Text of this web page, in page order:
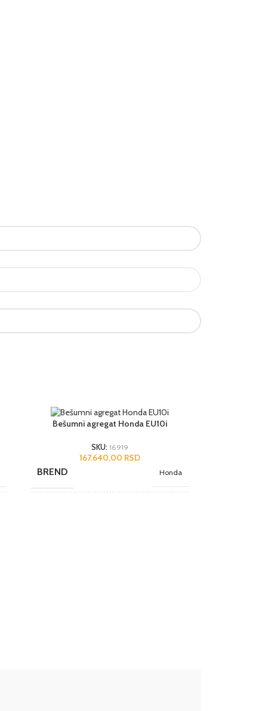
Bešumni agregat Honda EU10i
SKU:16919
167.640,00 RSD
BREND Honda